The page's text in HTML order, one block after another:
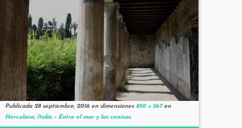
Publicada 28 septiembre, 2016en dimensiones850 × 567en
Herculano, Italia – Entre el mar y las cenizas.